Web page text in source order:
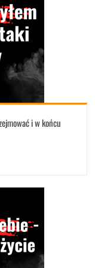
i w końcu